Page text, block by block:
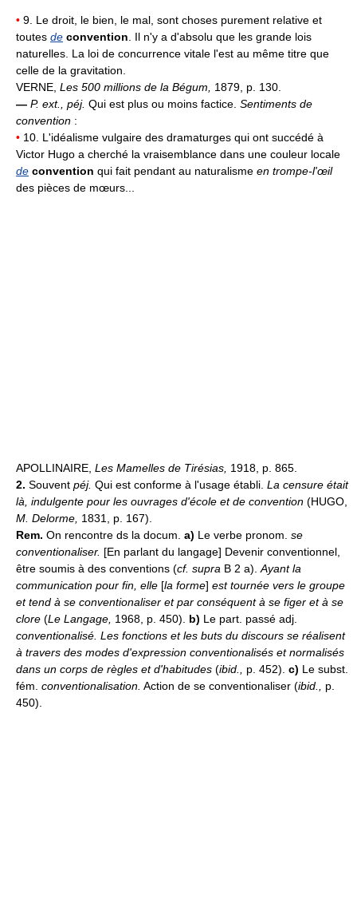
• 9. Le droit, le bien, le mal, sont choses purement relative et
toutes de convention . Il n'y a d'absolu que les grande lois
naturelles. La loi de concurrence vitale l'est au même titre que
celle de la gravitation.
VERNE, Les 500 millions de la Bégum, 1879, p. 130.
— P. ext., péj. Qui est plus ou moins factice. Sentiments de
convention :
• 10. L'idéalisme vulgaire des dramaturges qui ont succédé à
Victor Hugo a cherché la vraisemblance dans une couleur locale
de convention qui fait pendant au naturalisme en trompe-l'œil
des pièces de mœurs...
APOLLINAIRE, Les Mamelles de Tirésias, 1918, p. 865.
2. Souvent péj. Qui est conforme à l'usage établi. La censure était
là, indulgente pour les ouvrages d'école et de convention (HUGO,
M. Delorme, 1831, p. 167).
Rem. On rencontre ds la docum. a) Le verbe pronom. se
conventionaliser. [En parlant du langage] Devenir conventionnel,
être soumis à des conventions (cf. supra B 2 a). Ayant la
communication pour fin, elle [la forme] est tournée vers le groupe
et tend à se conventionaliser et par conséquent à se figer et à se
clore (Le Langage, 1968, p. 450). b) Le part. passé adj.
conventionalisé. Les fonctions et les buts du discours se réalisent
à travers des modes d'expression conventionalisés et normalisés
dans un corps de règles et d'habitudes (ibid., p. 452). c) Le subst.
fém. conventionalisation. Action de se conventionaliser (ibid.,
p.
450).